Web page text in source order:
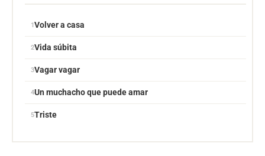
Volver a casa
Vida súbita
Vagar vagar
Un muchacho que puede amar
Triste